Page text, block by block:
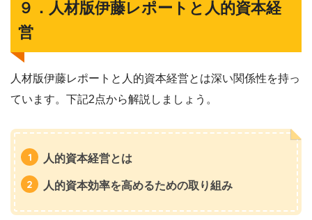
９．人材版伊藤レポートと人的資本経
営
人材版伊藤レポートと人的資本経営とは深い関係性を持っ
ています。下記2点から解説しましょう。
人的資本経営とは
人的資本効率を高めるための取り組み